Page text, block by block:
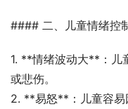
#### 二、儿童情绪控
1. **情绪波动大**：儿
或悲伤。
2. **易怒**：儿童容易